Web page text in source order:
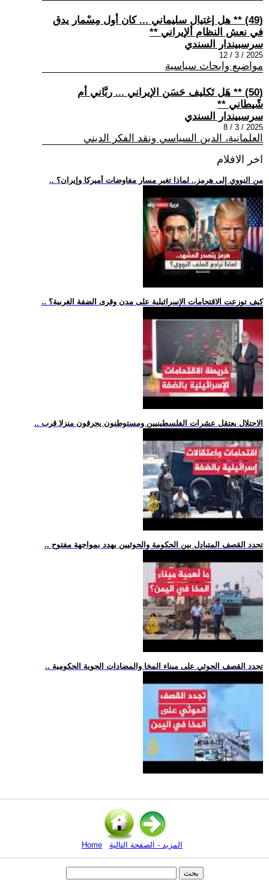
(49) ** هل إغتيال سليماني ... كان أول مِسْمار يدق
في نعش النظام ألإيراني **
سرسبيندار السندي
2025 / 3 / 12
مواضيع وابحاث سياسية
(50) ** هَل تَكليف حَسَن الإيراني ... ربَّاني أم
شًيطاني **
سرسبيندار السندي
2025 / 3 / 8
العلمانية، الدين السياسي ونقد الفكر الديني
اخر الافلام
.. من النووي إلى هرمز.. لماذا تغير مسار مفاوضات أميركا وإيران؟
.. كيف توزعت الاقتحامات الإسرائيلية على مدن وقرى الضفة الغربية؟
.. الاحتلال يعتقل عشرات الفلسطينيين ومستوطنون يحرقون منزلا قرب
.. تجدد القصف المتبادل بين الحكومة والحوثيين يهدد بمواجهة مفتوح
.. تجدد القصف الحوثي على ميناء المخا والمضادات الجوية الحكومية
Home المزيد - الصفحة التالية